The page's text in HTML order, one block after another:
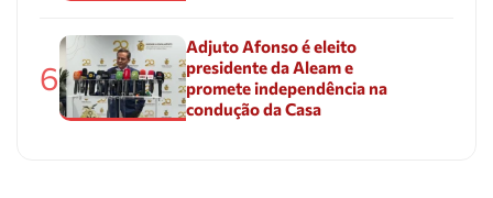
6
Adjuto Afonso é eleito
presidente da Aleam e
promete independência na
condução da Casa